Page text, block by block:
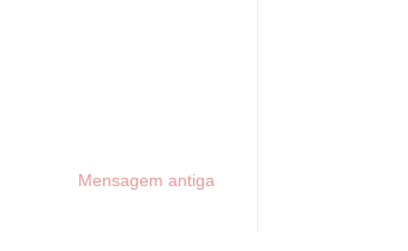
Mensagem antiga